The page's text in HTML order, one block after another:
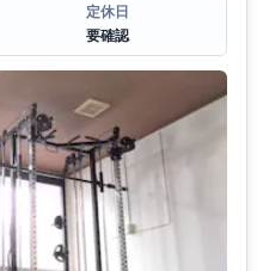
定休日
要確認